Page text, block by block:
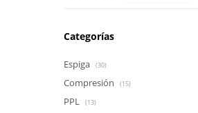
Categorías
Espiga (30)
Compresión (15)
PPL (13)